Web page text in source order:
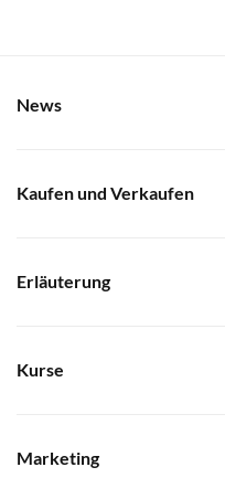
News
Kaufen und Verkaufen
Erläuterung
Kurse
Marketing